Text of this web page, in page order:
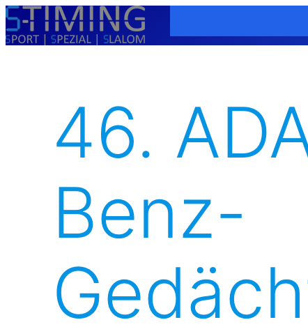
Zum
Inhalt
46.
Benz-